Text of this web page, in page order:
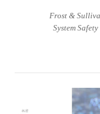
行业研究
Frost &
System